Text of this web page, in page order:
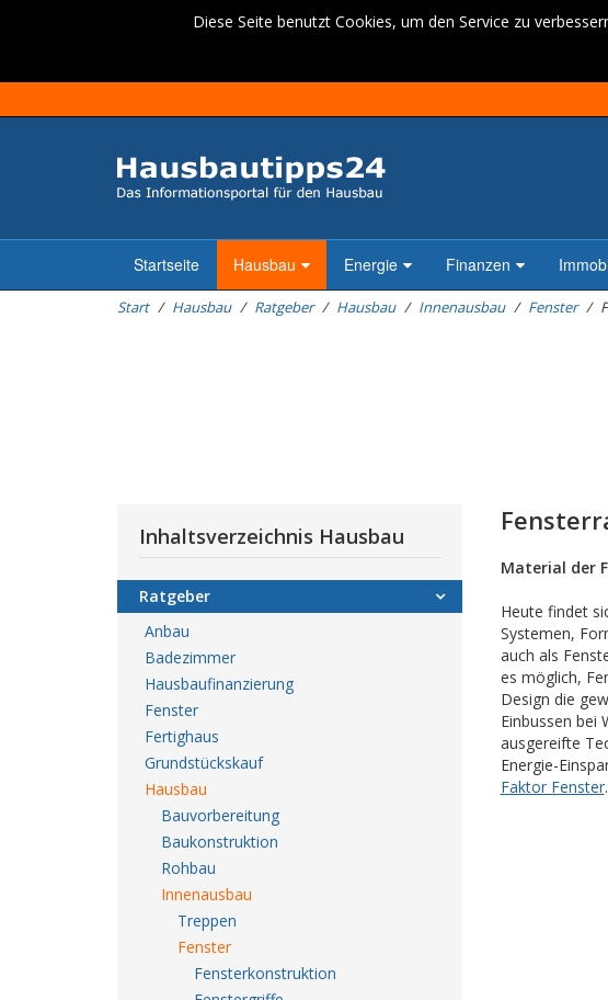
Diese Seite benutzt Cookies, um den Service zu
Startseite Hausbau Energie Finanzen
Start Hausbau Ratgeber Hausbau Innenausbau Fenster
Material der
Heute findet
Systemen,
auch als
es möglich,
Design die
Einbussen bei
ausgereifte
Energie-
Faktor Fenster.
Inhaltsverzeichnis Hausbau
Ratgeber
Anbau
Badezimmer
Hausbaufinanzierung
Fenster
Fertighaus
Grundstückskauf
Hausbau
Bauvorbereitung
Baukonstruktion
Rohbau
Innenausbau
Treppen
Fenster
Fensterkonstruktion